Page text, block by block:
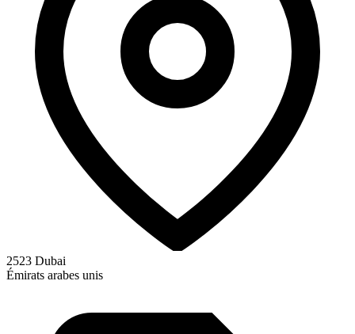
2523 Dubai
Émirats arabes unis